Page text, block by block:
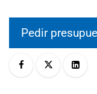
Pedir